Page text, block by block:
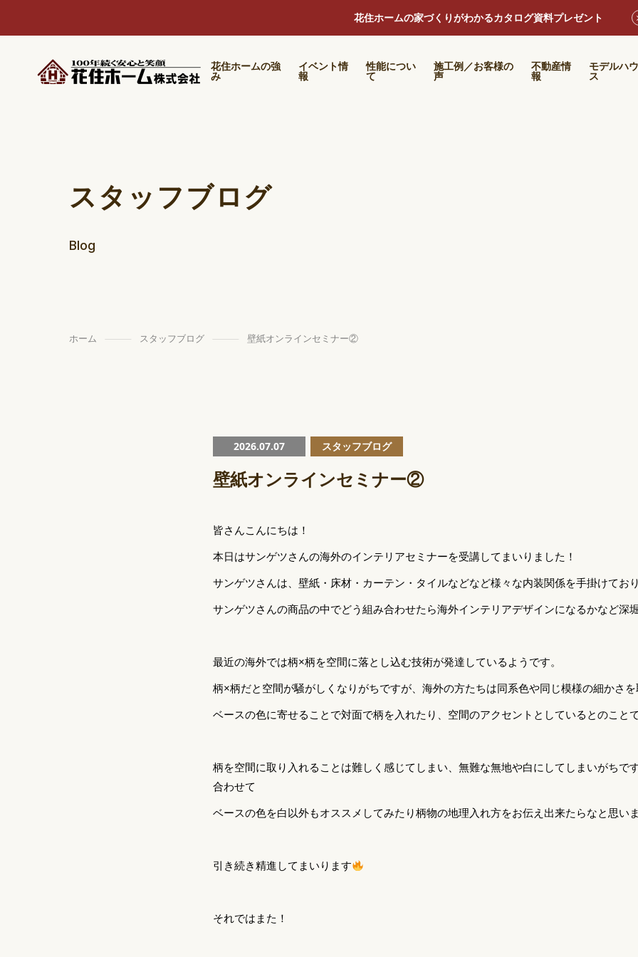
花住ホームの家づくりがわかるカタログ資料プレゼント
花住ホームの強
み
イベント情
報
性能につい
て
施工例／お客様の
声
不動産情
報
モデルハウ
ス
スタッフブログ
Blog
ホーム スタッフブログ 壁紙オンラインセミナー②
2026.07.07 スタッフブログ
壁紙オンラインセミナー②
皆さんこんにちは！
本日はサンゲツさんの海外のインテリアセミナーを受講してまいりました！
サンゲツさんは、壁紙・床材・カーテン・タイルなどなど様々な内装関係を手掛けており
サンゲツさんの商品の中でどう組み合わせたら海外インテリアデザインになるかなど深
最近の海外では柄×柄を空間に落とし込む技術が発達しているようです。
柄×柄だと空間が騒がしくなりがちですが、海外の方たちは同系色や同じ模様の細かさを
ベースの色に寄せることで対面で柄を入れたり、空間のアクセントとしているとのこと
柄を空間に取り入れることは難しく感じてしまい、無難な無地や白にしてしまいがちで
合わせて
ベースの色を白以外もオススメしてみたり柄物の地理入れ方をお伝え出来たらなと思い
引き続き精進してまいります
それではまた！